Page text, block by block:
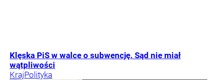
Klęska PiS w walce o subwencję. Sąd nie miał
wątpliwości
KrajPolityka